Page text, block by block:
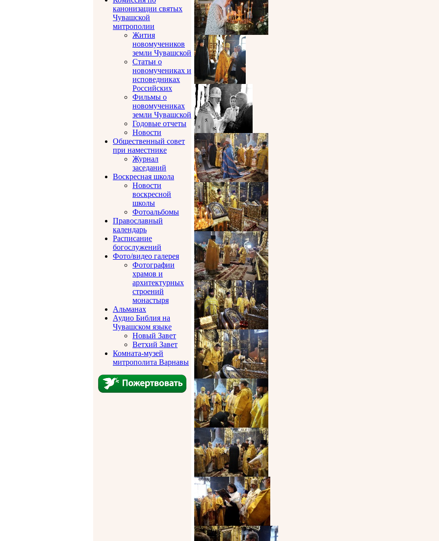
канонизации святых
Чувашской
митрополии
Жития
новомучеников
земли Чувашской
Статьи о
новомучениках и
исповедниках
Российских
Фильмы о
новомучениках
земли Чувашской
Годовые отчеты
Новости
Общественный совет
при наместнике
Журнал
заседаний
Воскресная школа
Новости
воскресной
школы
Фотоальбомы
Православный
календарь
Расписание
богослужений
Фото/видео галерея
Фотографии
храмов и
архитектурных
строений
монастыря
Альманах
Аудио Библия на
Чувашском языке
Новый Завет
Ветхий Завет
Комната-музей
митрополита Варнавы